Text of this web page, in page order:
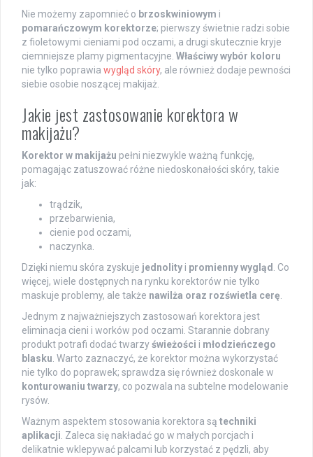
Nie możemy zapomnieć o brzoskwiniowym i
pomarańczowym korektorze; pierwszy świetnie radzi sobie
z fioletowymi cieniami pod oczami, a drugi skutecznie kryje
ciemniejsze plamy pigmentacyjne. Właściwy wybór koloru
nie tylko poprawia wygląd skóry, ale również dodaje pewności
siebie osobie noszącej makijaż.
Jakie jest zastosowanie korektora w
makijażu?
Korektor w makijażu pełni niezwykle ważną funkcję,
pomagając zatuszować różne niedoskonałości skóry, takie
jak:
trądzik,
przebarwienia,
cienie pod oczami,
naczynka.
Dzięki niemu skóra zyskuje jednolity i promienny wygląd
. Co
więcej, wiele dostępnych na rynku korektorów nie tylko
maskuje problemy, ale także nawilża oraz rozświetla cerę
Jednym z najważniejszych zastosowań korektora jest
eliminacja cieni i worków pod oczami. Starannie dobrany
produkt potrafi dodać twarzyświeżości i młodzieńczego
blasku . Warto zaznaczyć, że korektor można wykorzystać
nie tylko do poprawek; sprawdza się również doskonale w
konturowaniu twarzy, co pozwala na subtelne modelowanie
rysów.
Ważnym aspektem stosowania korektora są techniki
aplikacji . Zaleca się nakładać go w małych porcjach i
delikatnie wklepywać palcami lub korzystać z pędzli, aby